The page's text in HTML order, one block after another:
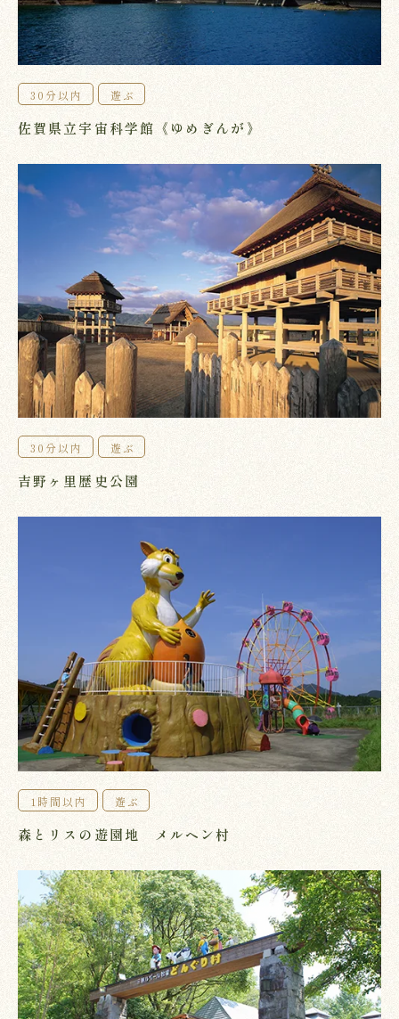
30分以内 遊ぶ
佐賀県立宇宙科学館《ゆめぎんが》
30分以内 遊ぶ
吉野ヶ里歴史公園
1時間以内 遊ぶ
森とリスの遊園地 メルヘン村